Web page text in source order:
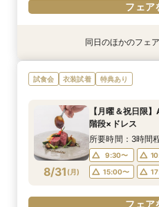
フェア
特典あり
8/30(日
【自宅で式場見
ライン相談会♪
10:00〜
フェア
特典あり
8/30(日
【迷っている方
談×次回試食付
10:00〜
17:00〜
フェア
衣装試着 特典あり
8/30(日
＼前々日〜当日
限定前撮り特典付
9:30〜
15:00〜
フェア
衣装試着 特典あり
8/30(日
【120名広々】大
ゾートウエディング
9:30〜
15:00〜
フェア
特典あり
8/30(日
【フォト婚】貸
定特典付相談会
9:30〜
15:00〜
フェア
衣装試着 特典あり
8/30(日
今月限定【130万
×特製スイーツ
9:30〜
15:00〜
フェア
同日のほかのフェ
試食会 衣装試着 特典あり
8/31 (月)
【月曜＆祝日限
階段×ドレス
所要時間：3時間
9:30〜
15:00〜
フェア